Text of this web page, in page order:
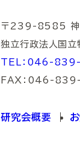
〒239-8585 神
独立行政法人国
TEL：046-
FAX：046-
研究会概要